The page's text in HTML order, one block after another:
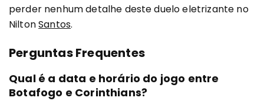
perder nenhum detalhe deste duelo eletrizante no
NiltonSantos.
Perguntas Frequentes
Qual é a data e horário do jogo entre
Botafogo e Corinthians?